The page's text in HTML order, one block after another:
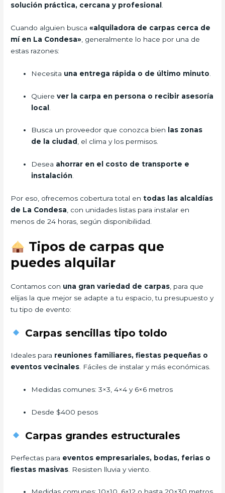
solución práctica, cercana y profesional
Cuando alguien busca«alquiladora de carpas cerca de
mí en La Condesa» , generalmente lo hace por una de
estas razones:
Necesita una entrega rápida o de último minuto
Quierever la carpa en persona o recibir asesoría
local
Busca un proveedor que conozca bien
las zonas
de la ciudad , el clima y los permisos.
Desea ahorrar en el costo de transporte e
instalación.
Por eso, ofrecemos cobertura total entodas las alcaldías
de La Condesa , con unidades listas para instalar en
menos de 24 horas, según disponibilidad.
Tipos de carpas que
puedes alquilar
Contamos con una gran variedad de carpas , para que
elijas la que mejor se adapte a tu espacio, tu presupuesto y
tu tipo de evento:
Carpas sencillas tipo toldo
Ideales para reuniones familiares, fiestas pequeñas o
eventos vecinales . Fáciles de instalar y más económicas.
Medidas comunes: 3×3, 4×4 y 6×6 metros
Desde $400 pesos
Carpas grandes estructurales
Perfectas para eventos empresariales, bodas, ferias o
fiestas masivas . Resisten lluvia y viento.